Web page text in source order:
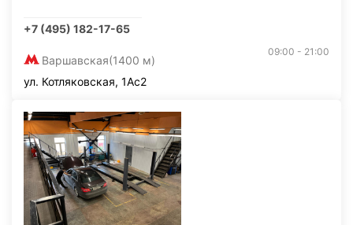
+7 (495) 182-17-65
Варшавская(1400 м)
09:00 - 21:00
ул. Котляковская, 1Ас2